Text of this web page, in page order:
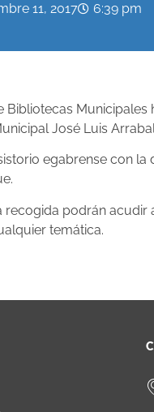
11, 2017 6:39 pm
Bibliotecas
José Luis
egabrense con
recogida podrán
temática.